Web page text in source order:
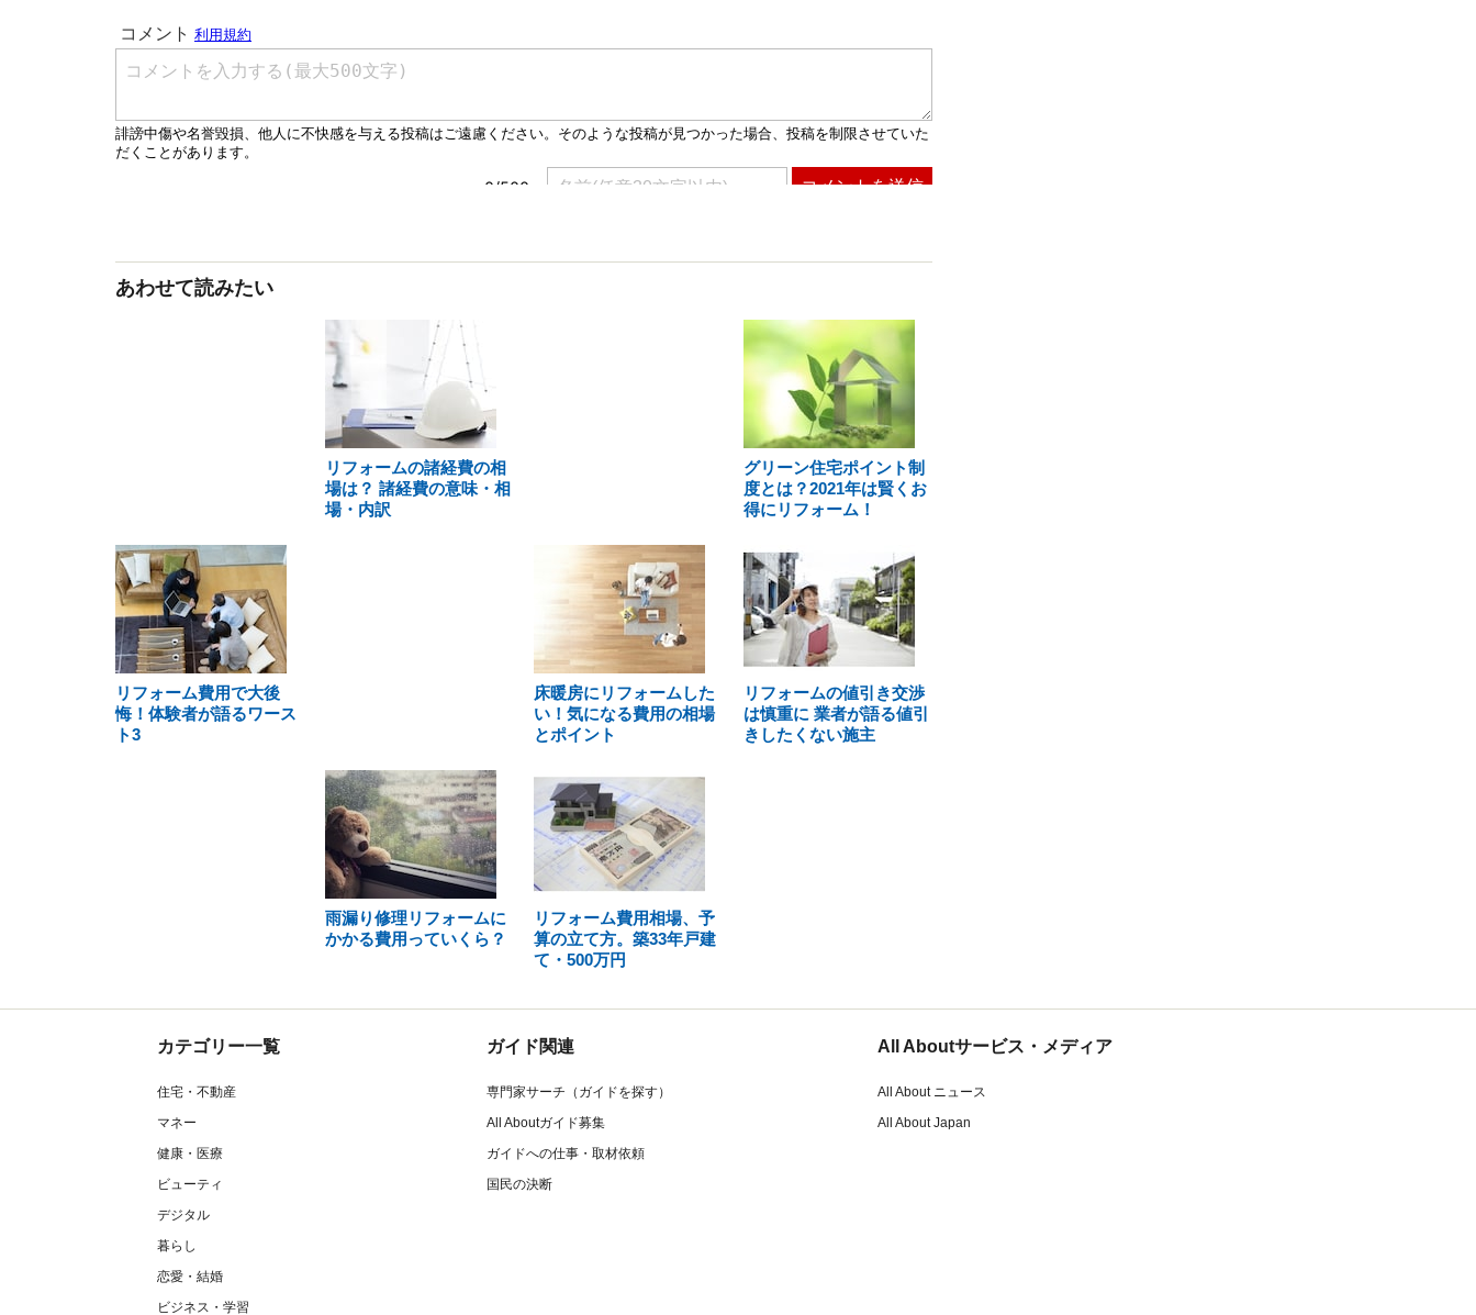
あわせて読みたい
リフォームの諸経費の相
場は？ 諸経費の意味・相
場・内訳
グリーン住宅ポイント制
度とは？2021年は賢くお
得にリフォーム！
リフォーム費用で大後
悔！体験者が語るワース
ト3
床暖房にリフォームした
い！気になる費用の相場
とポイント
リフォームの値引き交渉
は慎重に 業者が語る値引
きしたくない施主
雨漏り修理リフォームに
かかる費用っていくら？
リフォーム費用相場、予
算の立て方。築33年戸建
て・500万円
カテゴリー一覧
住宅・不動産
マネー
健康・医療
ビューティ
デジタル
暮らし
恋愛・結婚
ビジネス・学習
ガイド関連
専門家サーチ（ガイドを探す）
All Aboutガイド募集
ガイドへの仕事・取材依頼
国民の決断
All Aboutサービス・メディア
All About ニュース
All About Japan